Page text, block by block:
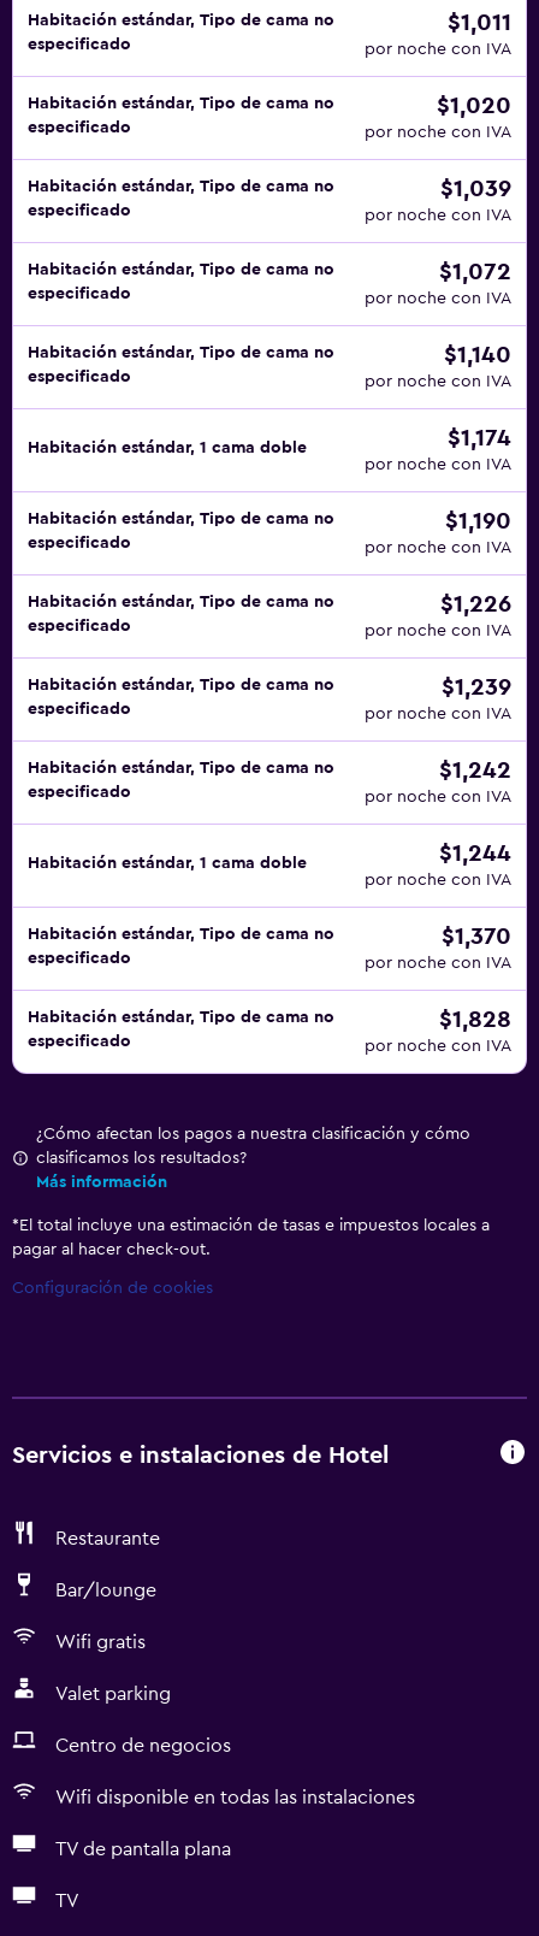
Habitación estándar, Tipo de cama no
especificado
$1,011
por noche con IVA
Habitación estándar, Tipo de cama no
especificado
$1,020
por noche con IVA
Habitación estándar, Tipo de cama no
especificado
$1,039
por noche con IVA
Habitación estándar, Tipo de cama no
especificado
$1,072
por noche con IVA
Habitación estándar, Tipo de cama no
especificado
$1,140
por noche con IVA
Habitación estándar, 1 cama doble $1,174
por noche con IVA
Habitación estándar, Tipo de cama no
especificado
$1,190
por noche con IVA
Habitación estándar, Tipo de cama no
especificado
$1,226
por noche con IVA
Habitación estándar, Tipo de cama no
especificado
$1,239
por noche con IVA
Habitación estándar, Tipo de cama no
especificado
$1,242
por noche con IVA
Habitación estándar, 1 cama doble $1,244
por noche con IVA
Habitación estándar, Tipo de cama no
especificado
$1,370
por noche con IVA
Habitación estándar, Tipo de cama no
especificado
$1,828
por noche con IVA
¿Cómo afectan los pagos a nuestra clasificación y cómo
clasificamos los resultados?
Más información
* El total incluye una estimación de tasas e impuestos locales a
pagar al hacer check-out.
Configuración de cookies
Servicios e instalaciones de Hotel
Restaurante
Bar/lounge
Wifi gratis
Valet parking
Centro de negocios
Wifi disponible en todas las instalaciones
TV de pantalla plana
TV